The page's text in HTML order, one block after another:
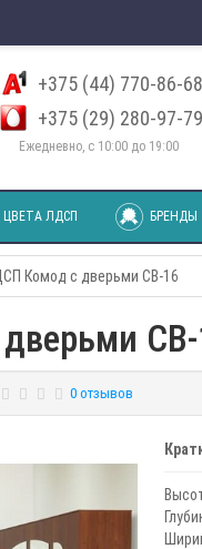
+375 (44) 770-86-68
+375 (29) 280-97-79
Ежедневно, с 10:00 до 19:00
ЦВЕТА ЛДСП БРЕНДЫ
Комод с дверьми СВ-16
0 отзывов